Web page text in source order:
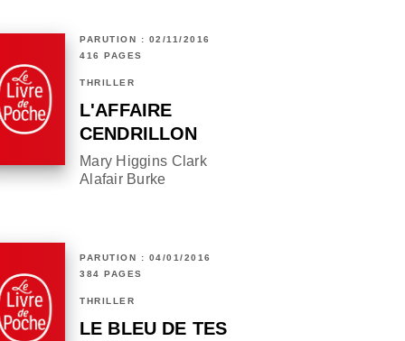
PARUTION : 02/11/2016
416 PAGES
THRILLER
L'AFFAIRE
CENDRILLON
Mary Higgins Clark
Alafair Burke
PARUTION : 04/01/2016
384 PAGES
THRILLER
LE BLEU DE TES